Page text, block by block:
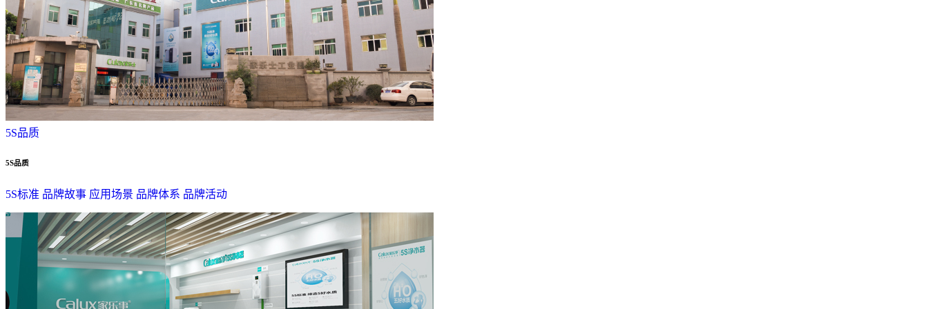
5S品质
5S品质
5S标准 品牌故事 应用场景 品牌体系 品牌活动